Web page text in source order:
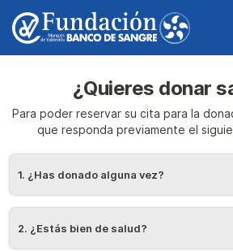
¿Quieres donar
Para poder reservar su cita para la
que responda previamente el
1. ¿Has donado alguna vez?
2. ¿Estás bien de salud?